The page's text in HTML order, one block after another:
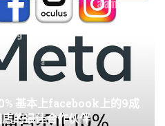
基本上facebook上的9成
的最佳合作伙伴